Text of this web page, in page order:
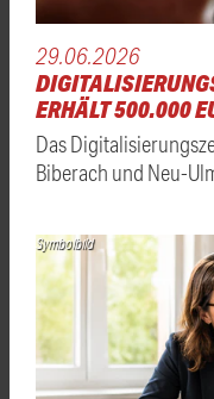
29.06.2026
ERHÄLT 500.000
Das
Biberach und Neu-
Symbolbild